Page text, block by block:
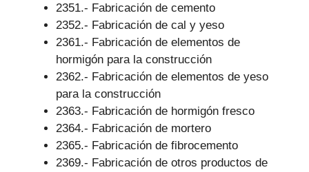
2351.- Fabricación de cemento
2352.- Fabricación de cal y yeso
2361.- Fabricación de elementos de
hormigón para la construcción
2362.- Fabricación de elementos de yeso
para la construcción
2363.- Fabricación de hormigón fresco
2364.- Fabricación de mortero
2365.- Fabricación de fibrocemento
2369.- Fabricación de otros productos de